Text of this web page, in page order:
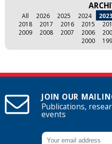
All 2026 2025 2024 2023
2018
2017 2016 2015
2009
2008 2007 2006
2000
JOIN OUR
Publications,
events